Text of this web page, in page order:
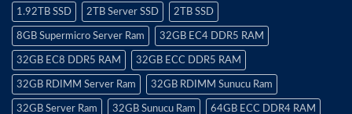
1.92TB SSD 2TB Server SSD 2TB SSD
8GB Supermicro Server Ram 32GB EC4 DDR5 RAM
32GB EC8 DDR5 RAM 32GB ECC DDR5 RAM
32GB RDIMM Server Ram 32GB RDIMM Sunucu Ram
32GB Server Ram 32GB Sunucu Ram 64GB ECC DDR4 RAM